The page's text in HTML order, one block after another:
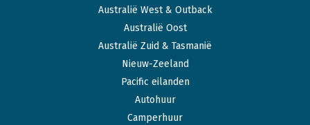
Australië West & Outback
Australië Oost
Australië Zuid & Tasmanië
Nieuw-Zeeland
Pacific eilanden
Autohuur
Camperhuur